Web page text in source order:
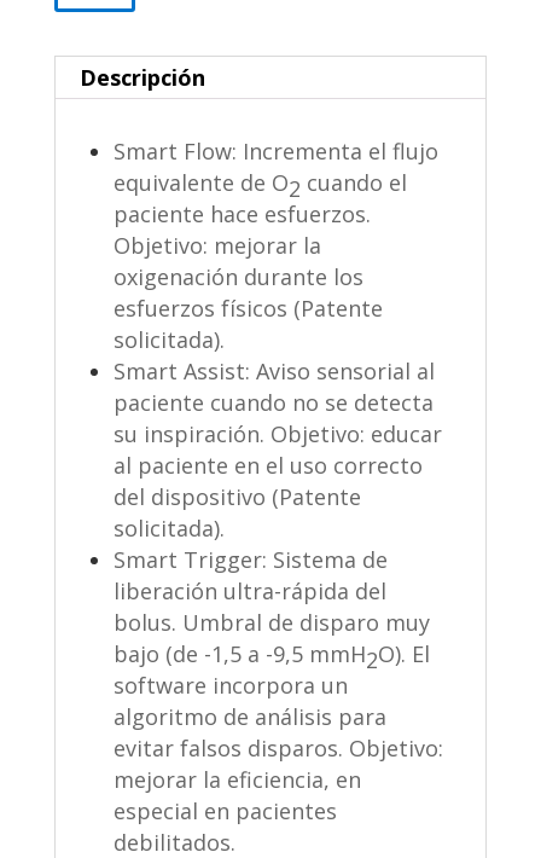
Descripción
Smart Flow: Incrementa el flujo
equivalente de O2 cuando el
paciente hace esfuerzos.
Objetivo: mejorar la
oxigenación durante los
esfuerzos físicos (Patente
solicitada).
Smart Assist: Aviso sensorial al
paciente cuando no se detecta
su inspiración. Objetivo: educar
al paciente en el uso correcto
del dispositivo (Patente
solicitada).
Smart Trigger: Sistema de
liberación ultra-rápida del
bolus. Umbral de disparo muy
bajo (de -1,5 a -9,5 mmH2O). El
software incorpora un
algoritmo de análisis para
evitar falsos disparos. Objetivo:
mejorar la eficiencia, en
especial en pacientes
debilitados.